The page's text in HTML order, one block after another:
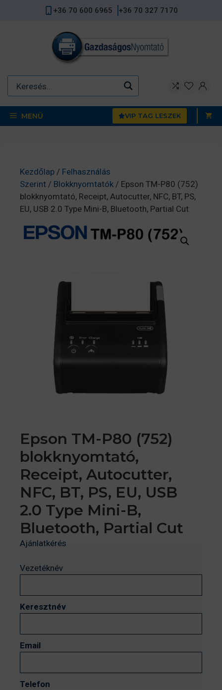
+36 70 600 6965 +36 70 327 7170
MENÜ VIP TAG LESZEK
Kezdőlap / Felhasználás
Szerint / Blokknyomtatók / Epson TM-P80 (752)
blokknyomtató, Receipt, Autocutter, NFC, BT, PS,
EU, USB 2.0 Type Mini-B, Bluetooth, Partial Cut
Epson TM-P80 (752)
blokknyomtató,
Receipt, Autocutter,
NFC, BT, PS, EU, USB
2.0 Type Mini-B,
Bluetooth, Partial Cut
Ajánlatkérés
Vezetéknév
Keresztnév
Email
Telefon